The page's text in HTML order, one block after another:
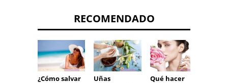
RECOMENDADO
¿Cómo salvar
Uñas
Qué hacer